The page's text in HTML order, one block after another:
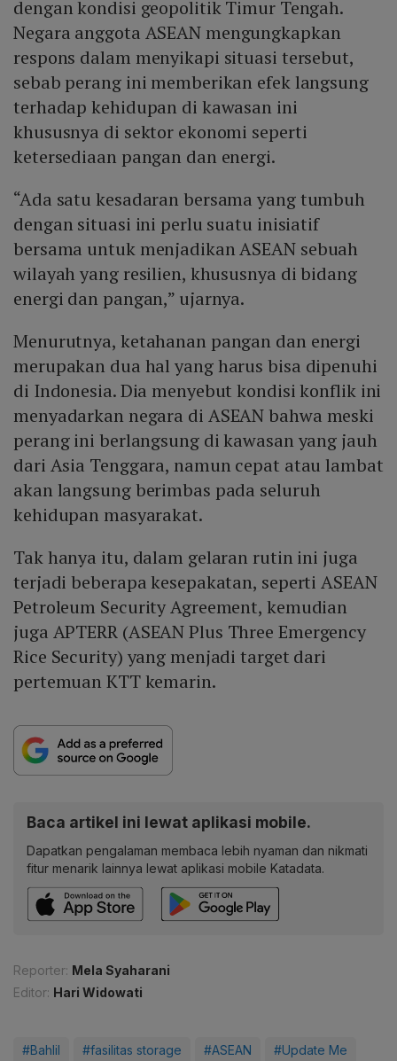
dengan kondisi geopolitik Timur Tengah.
Negara anggota ASEAN mengungkapkan
respons dalam menyikapi situasi tersebut,
sebab perang ini memberikan efek langsung
terhadap kehidupan di kawasan ini
khususnya di sektor ekonomi seperti
ketersediaan pangan dan energi.
“Ada satu kesadaran bersama yang tumbuh
dengan situasi ini perlu suatu inisiatif
bersama untuk menjadikan ASEAN sebuah
wilayah yang resilien, khususnya di bidang
energi dan pangan,” ujarnya.
Menurutnya, ketahanan pangan dan energi
merupakan dua hal yang harus bisa dipenuhi
di Indonesia. Dia menyebut kondisi konflik ini
menyadarkan negara di ASEAN bahwa meski
perang ini berlangsung di kawasan yang jauh
dari Asia Tenggara, namun cepat atau lambat
akan langsung berimbas pada seluruh
kehidupan masyarakat.
Tak hanya itu, dalam gelaran rutin ini juga
terjadi beberapa kesepakatan, seperti ASEAN
Petroleum Security Agreement, kemudian
juga APTERR (ASEAN Plus Three Emergency
Rice Security) yang menjadi target dari
pertemuan KTT kemarin.
Baca artikel ini lewat aplikasi mobile.
Dapatkan pengalaman membaca lebih nyaman dan nikmati
fitur menarik lainnya lewat aplikasi mobile Katadata.
Reporter: Mela Syaharani
Editor: Hari Widowati
#Bahlil #fasilitas storage #ASEAN #Update Me